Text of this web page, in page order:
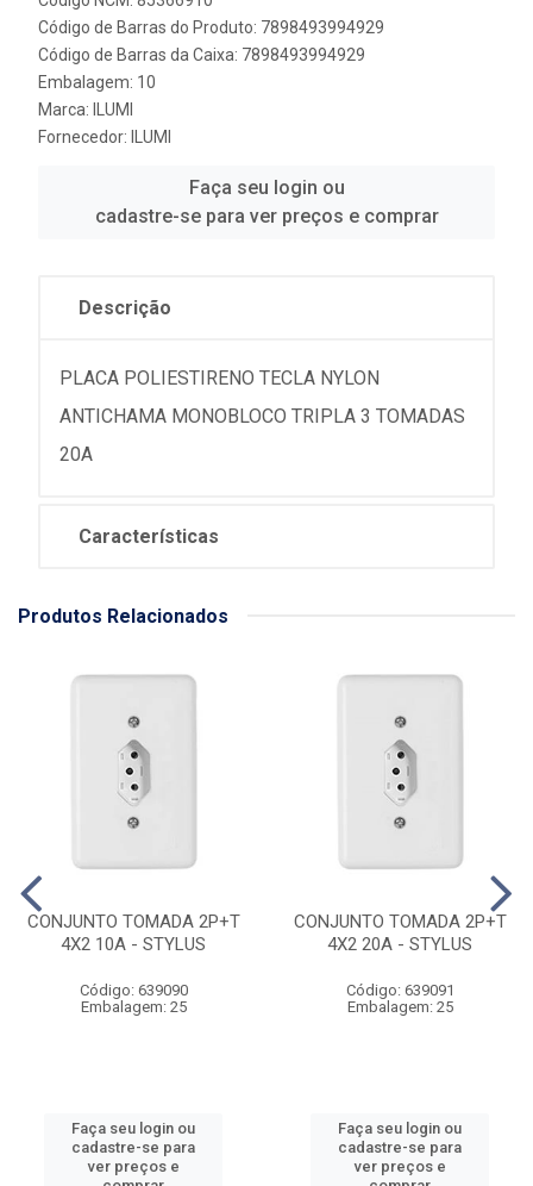
Código de Barras do Produto: 7898493994929
Código de Barras da Caixa: 7898493994929
Embalagem: 10
Marca:
ILUMI
Fornecedor:
ILUMI
Faça seu login ou
cadastre-se para ver preços e comprar
Descrição
PLACA POLIESTIRENO TECLA NYLON
ANTICHAMA MONOBLOCO TRIPLA 3 TOMADAS
20A
Características
Produtos Relacionados
CONJUNTO TOMADA 2P+T
4X2 10A - STYLUS
Código: 639090
Embalagem: 25
Faça seu login ou
cadastre-se para
ver preços e
CONJUNTO TOMADA 2P+T
4X2 20A - STYLUS
Código: 639091
Embalagem: 25
Faça seu login ou
cadastre-se para
ver preços e